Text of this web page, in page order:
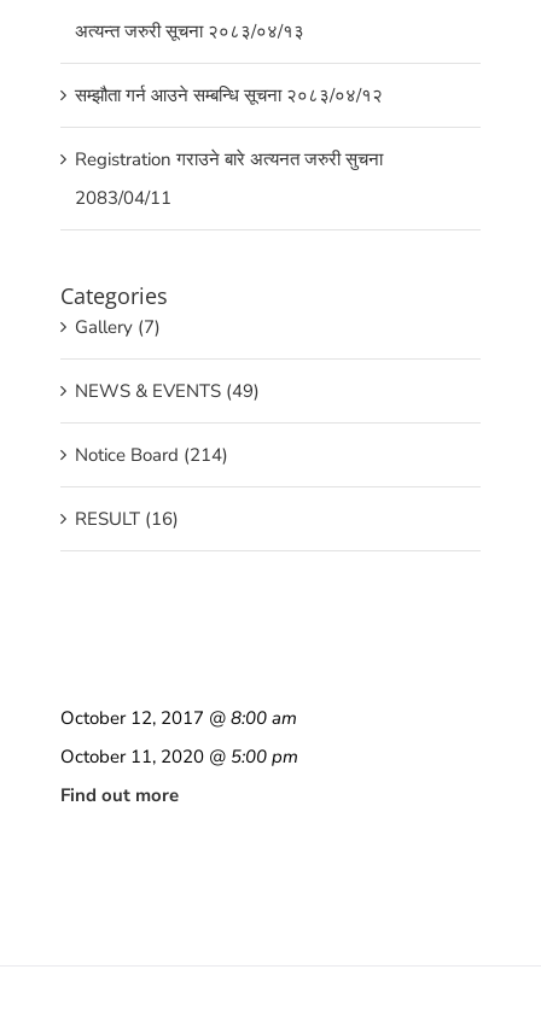
अत्यन्त जरुरी सूचना २०८३/०४/१३
सम्झौता गर्न आउने सम्बन्धि सूचना २०८३/०४/१२
Registration गराउने बारे अत्यनत जरुरी सुचना
2083/04/11
Categories
Gallery (7)
NEWS & EVENTS (49)
Notice Board (214)
RESULT (16)
October 12, 2017 @ 8:00 am
October 11, 2020 @ 5:00 pm
Find out more